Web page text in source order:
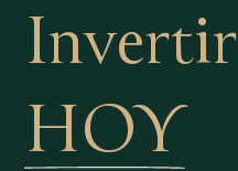
Invertir
HOY